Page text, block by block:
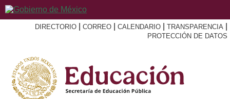
DIRECTORIO CORREO CALENDARIO TRANSPARENCIA
PROTECCIÓN DE DATOS